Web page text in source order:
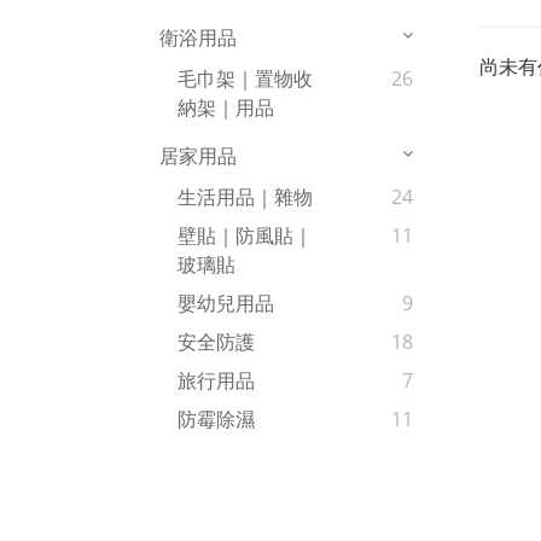
衛浴用品
毛巾架｜置物收
納架｜用品
26
居家用品
生活用品｜雜物
24
壁貼｜防風貼｜
玻璃貼
11
嬰幼兒用品
9
安全防護
18
旅行用品
7
防霉除濕
11
尚未